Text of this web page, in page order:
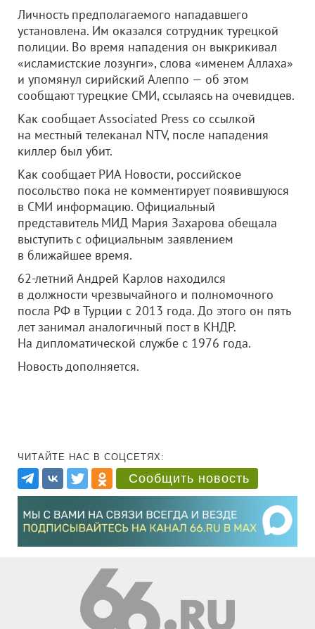
Личность предполагаемого нападавшего
установлена. Им оказался сотрудник турецкой
полиции. Во время нападения он выкрикивал
«исламистские лозунги», слова «именем Аллаха»
и упомянул сирийский Алеппо — об этом
сообщают турецкие СМИ, ссылаясь на очевидцев.
Как сообщает Associated Press со ссылкой
на местный телеканал NTV, после нападения
киллер был убит.
Как сообщает РИА Новости, российское
посольство пока не комментирует появившуюся
в СМИ информацию. Официальный
представитель МИД Мария Захарова обещала
выступить с официальным заявлением
в ближайшее время.
62-летний Андрей Карлов находился
в должности чрезвычайного и полномочного
посла РФ в Турции с 2013 года. До этого он пять
лет занимал аналогичный пост в КНДР.
На дипломатической службе с 1976 года.
Новость дополняется.
ЧИТАЙТЕ НАС В СОЦСЕТЯХ:
Сообщить новость